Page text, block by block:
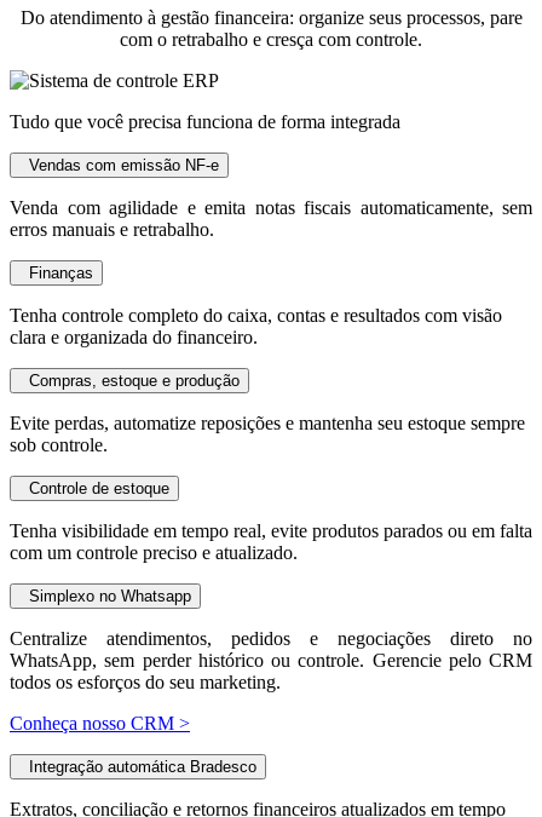
Do atendimento à gestão financeira: organize seus processos, pare
com o retrabalho e cresça com controle.
Tudo que você precisa funciona de forma integrada
Vendas com emissão NF-e
Venda com agilidade e emita notas fiscais automaticamente, sem
erros manuais e retrabalho.
Finanças
Tenha controle completo do caixa, contas e resultados com visão
clara e organizada do financeiro.
Compras, estoque e produção
Evite perdas, automatize reposições e mantenha seu estoque sempre
sob controle.
Controle de estoque
Tenha visibilidade em tempo real, evite produtos parados ou em falta
com um controle preciso e atualizado.
Simplexo no Whatsapp
Centralize atendimentos, pedidos e negociações direto no
WhatsApp, sem perder histórico ou controle. Gerencie pelo CRM
todos os esforços do seu marketing.
Conheça nosso CRM >
Integração automática Bradesco
Extratos, conciliação e retornos financeiros atualizados em tempo